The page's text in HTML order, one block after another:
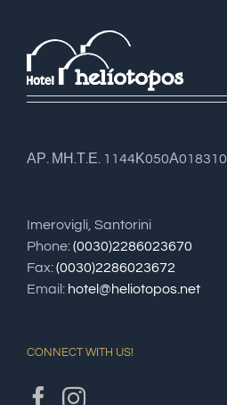
ΑΡ. ΜΗ.Τ.Ε.
Imerovigli, Santorini
Phone:(0030)2286023670
Fax:(0030)2286023672
Email: hotel@heliotopos.net
CONNECT WITH US!